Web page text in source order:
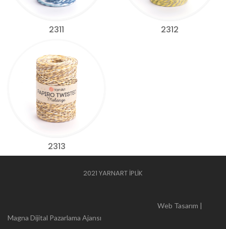
2311 2312
2313
2021 YARNART İPLİK
Web Tasarım |
Magna Dijital Pazarlama Ajansı